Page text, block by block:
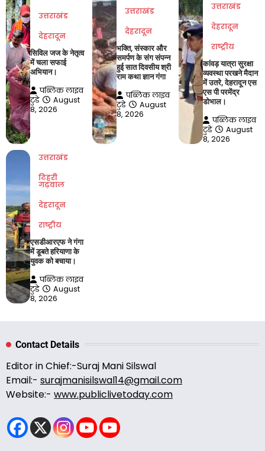
उत्तराखंड
देहरादून
सिविल जज के नेतृत्व
में चला सफाई
अभियान।
पब्लिक लाइव
टुडे
August
8, 2026
उत्तराखंड
देहरादून
भक्ति, संस्कार और
समर्पण के संग संपन्न
हुई सात दिवसीय श्री
राम कथा ज्ञान गंगा
पब्लिक लाइव
टुडे
August
8, 2026
उत्तराखंड
देहरादून
राष्ट्रीय
कांवड़ यात्रा सुरक्षा
व्यवस्था परखने मैदान
में उतरे, देहरादून एस
एस पी परमेंद्र
डोभाल।
पब्लिक लाइव
टुडे
August
8, 2026
उत्तराखंड
टिहरी
गढ़वाल
देहरादून
राष्ट्रीय
एसडीआरएफ ने गंगा
में डूबते हरियाणा के
युवक को बचाया।
पब्लिक लाइव
टुडे
August
8, 2026
Contact Details
Editor in Chief:-Suraj Mani Silswal
Email:- surajmanisilswal14@gmail.com
Website:- www.publiclivetoday.com